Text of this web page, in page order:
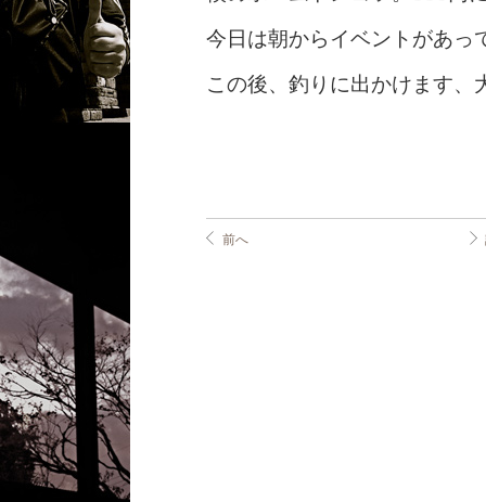
今日は朝からイベントがあっ
この後、釣りに出かけます
前へ